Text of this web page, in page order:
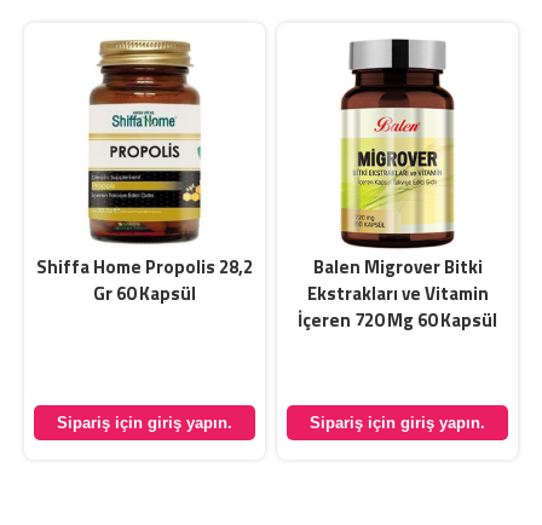
Shiffa Home Propolis 28,2
Gr 60 Kapsül
Sipariş için giriş yapın.
Balen Migrover Bitki
Ekstrakları ve Vitamin
İçeren 720 Mg 60 Kapsül
Sipariş için giriş yapın.